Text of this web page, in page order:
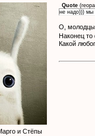
и Стёпы
Quote (
не надо))) мы
О,
Наконец то
Какой